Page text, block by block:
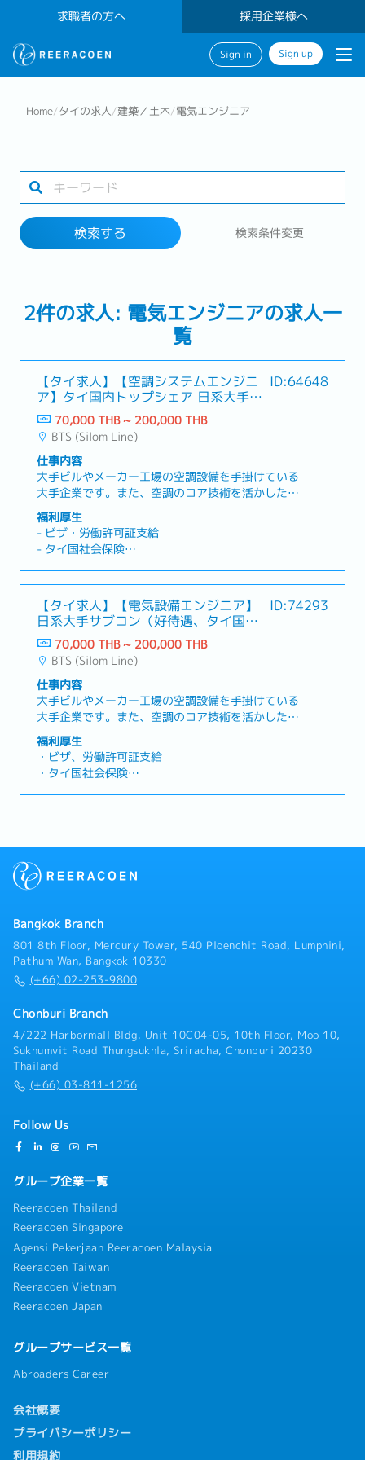
求職者の方へ 採用企業様へ
Sign in Sign up
業界
Home/タイの求人/建築／土木/電気エンジニア
検索する 検索条件変更
2件の求人: 電気エンジニアの求人一
覧
【タイ求人】【空調システムエンジニ
ア】タイ国内トップシェア 日系大手サ
ブゼネコン（好待遇）
ID:64648
70,000 THB ~ 200,000 THB
BTS (Silom Line)
仕事内容
大手ビルやメーカー工場の空調設備を手掛けている
大手企業です。また、空調のコア技術を活かした塗
装プラント事業へも進出し、世界トップクラスのシ
ェアを占めています。海外ではタイを含め20か国で
40年以上前から現地法人を展開しており、総売上の
うち50％以上が海外からの売上で占められていま
す。【仕事内容】・日系企業の工場の設備工事の管
置・機械配置、配管等の納まりの検討・資材発注、
管理・設備試運転調整および運転・コスト、工程、
品質、安全の管理・保守の指導およびメンテナンス
を含む顧客対応業務・その他
福利厚生
- ビザ・労働許可証支給
- タイ国社会保険
- 年一回の健康診断
- 年一回の日本帰国費用（家族分を含む）
- Provident fund
- 昇給
- 賞与（業績による）
【タイ求人】【電気設備エンジニア】
日系大手サブコン（好待遇、タイ国内
トップシェア）
ID:74293
70,000 THB ~ 200,000 THB
BTS (Silom Line)
仕事内容
大手ビルやメーカー工場の空調設備を手掛けている
大手企業です。また、空調のコア技術を活かした塗
装プラント事業へも進出し、世界トップクラスのシ
ェアを占めています。海外ではタイを含め20か国で
40年以上前から現地法人を展開しており、総売上の
うち50％以上が海外からの売上で占められていま
す。今回募集するポジションでは、電気設備に関す
算、作図・設計審査・積算・実行予算の作成・工事
用仮設設備の計画・配置・機械配置、配管等の納ま
りの検討・資材発注・管理・工事施工図作成・コス
福利厚生
・ビザ、労働許可証支給
・タイ国社会保険
・賞与（業績による）
Bangkok Branch
801 8th Floor, Mercury Tower, 540 Ploenchit Road, Lumphini,
Pathum Wan, Bangkok 10330
(+66) 02-253-9800
Chonburi Branch
4/222 Harbormall Bldg. Unit 10C04-05, 10th Floor, Moo 10,
Sukhumvit Road Thungsukhla, Sriracha, Chonburi 20230
Thailand
(+66) 03-811-1256
Follow Us
グループ企業一覧
Reeracoen Thailand
Reeracoen Singapore
Agensi Pekerjaan Reeracoen Malaysia
Reeracoen Taiwan
Reeracoen Vietnam
Reeracoen Japan
グループサービス一覧
Abroaders Career
会社概要
プライバシーポリシー
利用規約